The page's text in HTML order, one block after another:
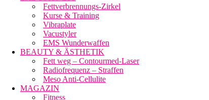
Fettverbrennungs-Zirkel
Kurse & Training
Vibraplate
Vacustyler
EMS Wunderwaffen
BEAUTY & ÄSTHETIK
Fett weg – Contourmed-Laser
Radiofrequenz – Straffen
Meso Anti-Cellulite
MAGAZIN
Fitness